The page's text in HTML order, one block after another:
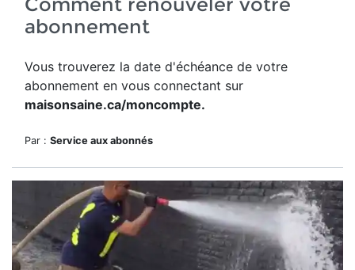
abonnement
Vous trouverez la date d'échéance de votre
abonnement en vous connectant sur
maisonsaine.ca/moncompte.
Par : Service aux abonnés